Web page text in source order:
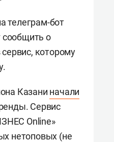
телеграм-бот
о
которому
Казани начали
Сервис
Online»
нетоповых (не